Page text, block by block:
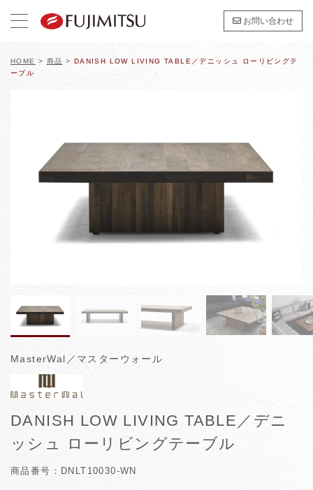
お問い合わせ
HOME > 商品 > DANISH LOW LIVING TABLE／デニッシュ ローリビングテ
ーブル
MasterWal／マスターウォール
DANISH LOW LIVING TABLE／デニ
ッシュ ローリビングテーブル
商品番号：DNLT10030-WN